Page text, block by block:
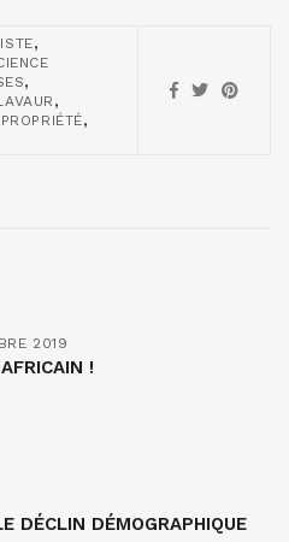
,
,
,
PROPRIÉTÉ,
2019
!
DÉCLIN DÉMOGRAPHIQUE